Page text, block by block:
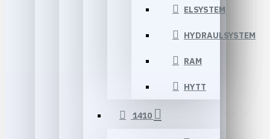
ELSYSTEM
HYDRAULSYSTEM
RAM
HYTT
1410